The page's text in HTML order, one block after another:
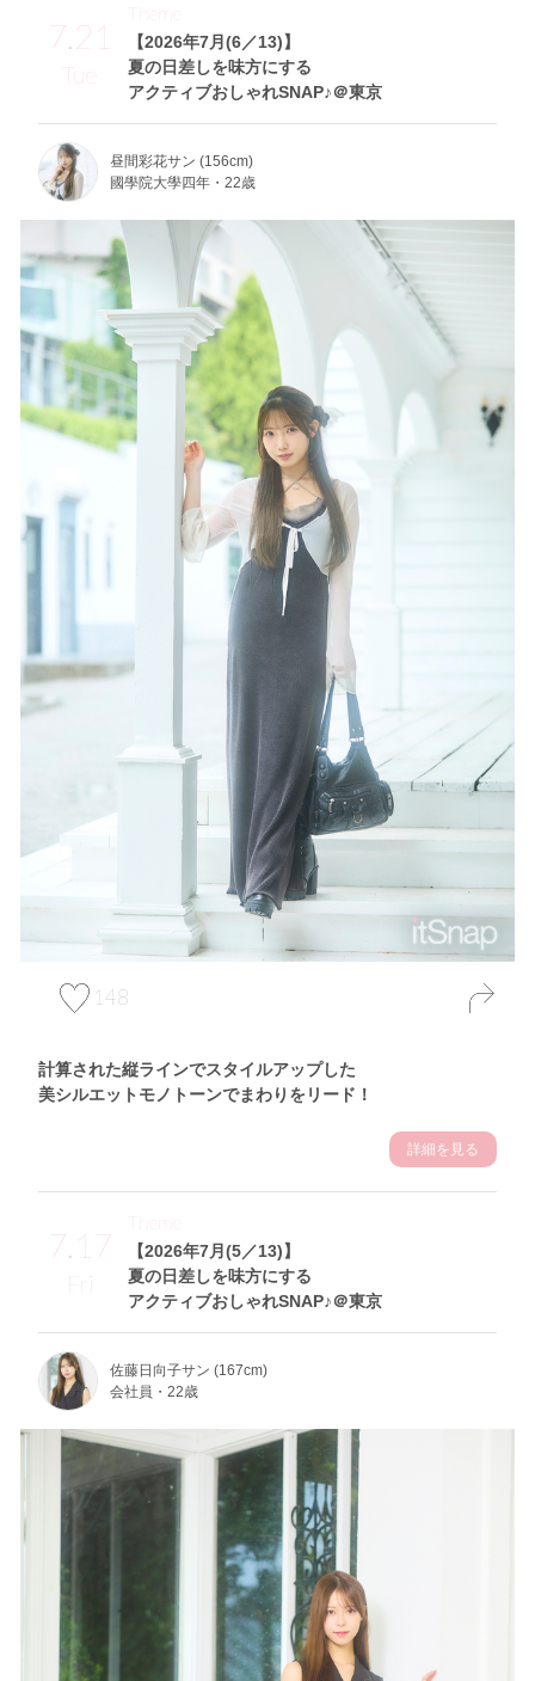
7.21
Tue
【2026年7月(6／13)】
夏の日差しを味方にする
アクティブおしゃれSNAP♪＠東京
Theme
昼間彩花サン (156cm)
國學院大學四年・22歳
148
計算された縦ラインでスタイルアップした
美シルエットモノトーンでまわりをリード！
詳細を見る
7.17
Fri
【2026年7月(5／13)】
夏の日差しを味方にする
アクティブおしゃれSNAP♪＠東京
Theme
佐藤日向子サン (167cm)
会社員・22歳